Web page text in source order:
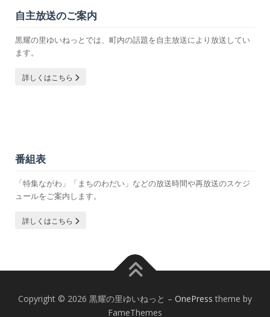
自主放送のご案内
黒耀の里ゆいねっとでは、町内の話題を自主放送により放送してい
ます。
詳しくはこちら
番組表
「特集ながわ」「まちのわだい」などの放送時間や再放送のスケジ
ュールをご案内します。
詳しくはこちら
Copyright © 2026 黒耀の里ゆいねっと – OnePress theme by
FameThemes